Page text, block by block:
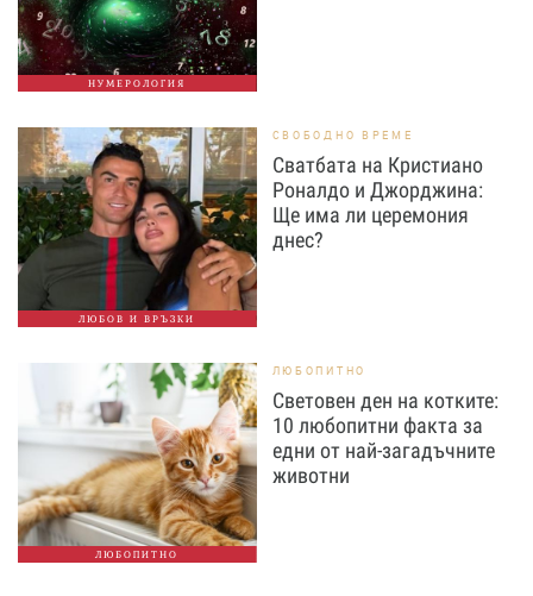
НУМЕРОЛОГИЯ
ЛЮБОВ И ВРЪЗКИ
СВОБОДНО ВРЕМЕ
Сватбата на Кристиано
Роналдо и Джорджина:
Ще има ли церемония
днес?
ЛЮБОПИТНО
ЛЮБОПИТНО
Световен ден на котките:
10 любопитни факта за
едни от най-загадъчните
животни